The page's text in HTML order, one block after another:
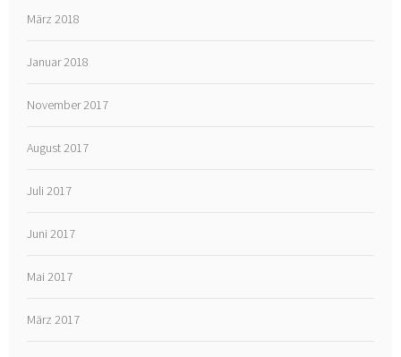
März 2018
Januar 2018
November 2017
August 2017
Juli 2017
Juni 2017
Mai 2017
März 2017